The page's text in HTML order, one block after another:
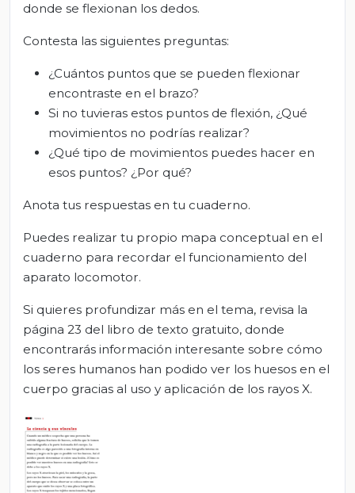
donde se flexionan los dedos.
Contesta las siguientes preguntas:
¿Cuántos puntos que se pueden flexionar
encontraste en el brazo?
Si no tuvieras estos puntos de flexión, ¿Qué
movimientos no podrías realizar?
¿Qué tipo de movimientos puedes hacer en
esos puntos? ¿Por qué?
Anota tus respuestas en tu cuaderno.
Puedes realizar tu propio mapa conceptual en el
cuaderno para recordar el funcionamiento del
aparato locomotor.
Si quieres profundizar más en el tema, revisa la
página 23 del libro de texto gratuito, donde
encontrarás información interesante sobre cómo
los seres humanos han podido ver los huesos en el
cuerpo gracias al uso y aplicación de los rayos X.